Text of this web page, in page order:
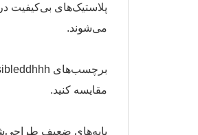
پلاستیک‌های بی‌کیفیت
می‌شوند.
مقایسه کنید.
پایه‌های ضعیف طراحی‌شده، ۲۰ تا ۳۰ درصد از فضای کانتینر را هدر می‌دهند و عوارض واردات